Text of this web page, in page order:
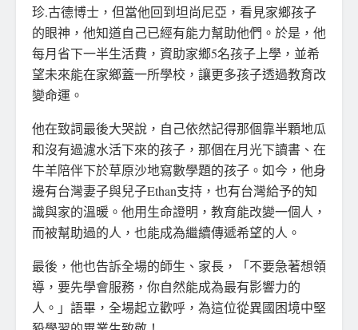
珍.古德博士，但當他回到坦尚尼亞，看見家鄉孩子
的眼神，他知道自己已經有能力幫助他們。於是，他
每月省下一半生活費，資助家鄉5名孩子上學，並希
望未來能在家鄉蓋一所學校，讓更多孩子透過教育改
變命運。
他在致詞最後大哭說，自己依然記得那個靠半顆地瓜
和沒有過濾水活下來的孩子，那個在月光下讀書、在
牛羊陪伴下於草原沙地寫數學題的孩子。如今，他身
邊有台灣妻子與兒子Ethan支持，也有台灣給予的知
識與家的溫暖。他用生命證明，教育能改變一個人，
而被幫助過的人，也能成為繼續傳遞希望的人。
最後，他也告訴全場的師生、家長，「不要急著想領
導，要先學會服務，你自然能成為最有影響力的
人。」語畢，全場起立歡呼，為這位從異國困境中堅